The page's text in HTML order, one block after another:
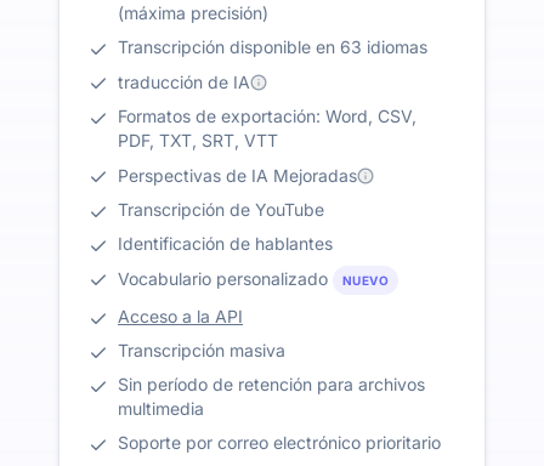
(máxima precisión)
Transcripción disponible en 63 idiomas
traducción de IA
Formatos de exportación: Word, CSV,
PDF, TXT, SRT, VTT
Perspectivas de IA Mejoradas
Transcripción de YouTube
Identificación de hablantes
Vocabulario personalizado
NUEVO
Acceso a la API
Transcripción masiva
Sin período de retención para archivos
multimedia
Soporte por correo electrónico prioritario